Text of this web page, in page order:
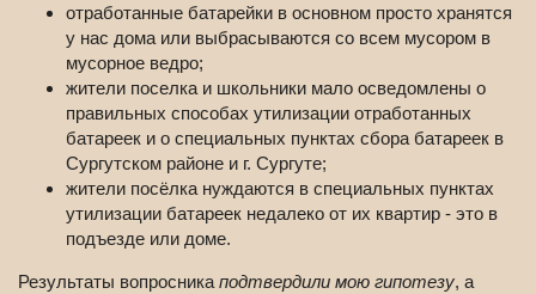
отработанные батарейки в основном просто хранятся
у нас дома или выбрасываются со всем мусором в
мусорное ведро;
жители поселка и школьники мало осведомлены о
правильных способах утилизации отработанных
батареек и о специальных пунктах сбора батареек в
Сургутском районе и г. Сургуте;
жители посёлка нуждаются в специальных пунктах
утилизации батареек недалеко от их квартир - это в
подъезде или доме.
Результаты вопросника подтвердили мою гипотезу, а